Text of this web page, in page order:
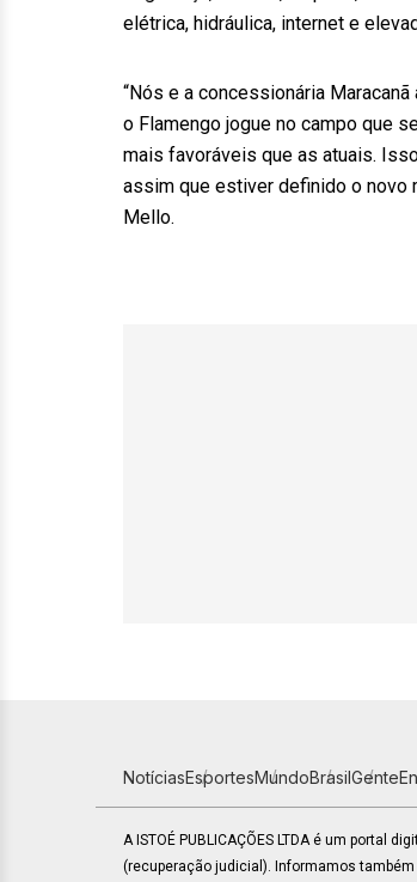
elétrica, hidráulica, internet e
“Nós e a concessionária
o Flamengo jogue no campo que
mais favoráveis que as atuais.
assim que estiver definido o novo
Mello.
NotíciasEsportesMundoBrasilGente
A ISTOÉ PUBLICAÇÕES LTDA é um portal
(recuperação judicial). Informamos